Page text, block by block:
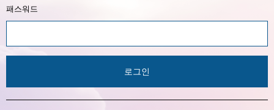
패스워드